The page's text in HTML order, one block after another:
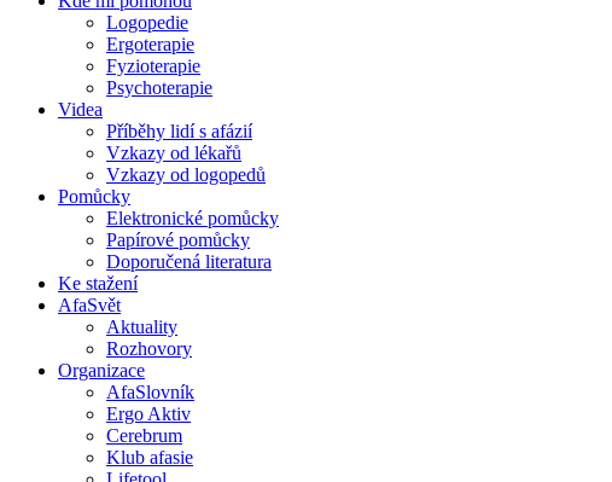
Logopedie
Ergoterapie
Fyzioterapie
Psychoterapie
Videa
Příběhy lidí s afázií
Vzkazy od lékařů
Vzkazy od logopedů
Pomůcky
Elektronické pomůcky
Papírové pomůcky
Doporučená literatura
Ke stažení
AfaSvět
Aktuality
Rozhovory
Organizace
AfaSlovník
Ergo Aktiv
Cerebrum
Klub afasie